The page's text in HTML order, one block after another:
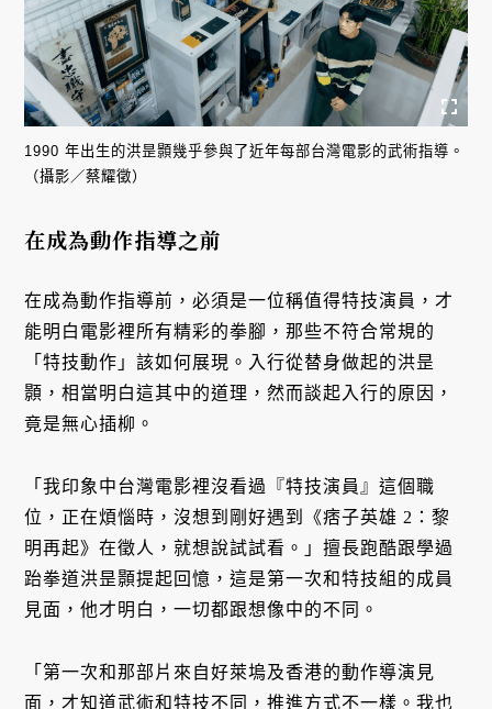
1990 年出生的洪昰顥幾乎參與了近年每部台灣電影的武術指導。
（攝影／蔡耀徵）
在成為動作指導之前
在成為動作指導前，必須是一位稱值得特技演員，才
能明白電影裡所有精彩的拳腳，那些不符合常規的
「特技動作」該如何展現。入行從替身做起的洪昰
顥，相當明白這其中的道理，然而談起入行的原因，
竟是無心插柳。
「我印象中台灣電影裡沒看過『特技演員』這個職
位，正在煩惱時，沒想到剛好遇到《痞子英雄 2：黎
明再起》在徵人，就想說試試看。」擅長跑酷跟學過
跆拳道洪昰顥提起回憶，這是第一次和特技組的成員
見面，他才明白，一切都跟想像中的不同。
「第一次和那部片來自好萊塢及香港的動作導演見
面，才知道武術和特技不同，推進方式不一樣。我也